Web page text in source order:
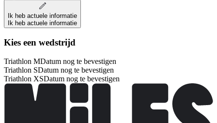
Ik heb actuele informatie
Ik heb actuele informatie
Kies een wedstrijd
Triathlon MDatum nog te bevestigen
Triathlon SDatum nog te bevestigen
Triathlon XSDatum nog te bevestigen